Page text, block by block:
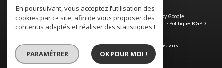
© 2026 | Tous droits réservés | Traduction powered by Google
Plan du site
Mentions légales - Nos honoraires - Liens Admin - Politique RGPD
un seul site adaptable à tous les types d'écrans.
En poursuivant, vous acceptez l'utilisation des
cookies par ce site, afin de vous proposer des
contenus adaptés et réaliser des statistiques !
PARAMÉTRER OK POUR MOI !